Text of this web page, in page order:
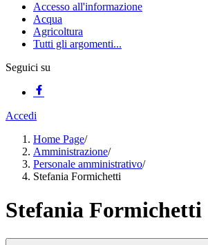
Accesso all'informazione
Acqua
Agricoltura
Tutti gli argomenti...
Seguici su
Accedi
Home Page/
Amministrazione/
Personale amministrativo/
Stefania Formichetti
Stefania Formichetti